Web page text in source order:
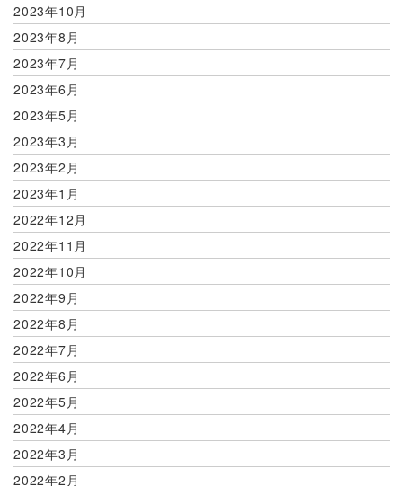
2023年10月
2023年8月
2023年7月
2023年6月
2023年5月
2023年3月
2023年2月
2023年1月
2022年12月
2022年11月
2022年10月
2022年9月
2022年8月
2022年7月
2022年6月
2022年5月
2022年4月
2022年3月
2022年2月